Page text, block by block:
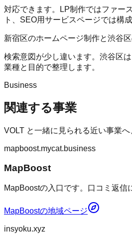
対応できます。LP制作ではファー
ト、SEO用サービスページでは構
新宿区のホームページ制作と渋谷
検索意図が少し違います。渋谷区
業種と目的で整理します。
Business
関連する事業
VOLT と一緒に見られる近い事業へ
mapboost.mycat.business
MapBoost
MapBoostの入口です。口コミ返
MapBoostの地域ページ
insyoku.xyz